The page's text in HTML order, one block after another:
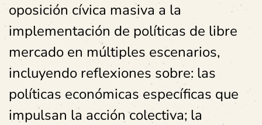
oposición cívica masiva a la
implementación de políticas de libre
mercado en múltiples escenarios,
incluyendo reflexiones sobre: las
políticas económicas específicas que
impulsan la acción colectiva; la